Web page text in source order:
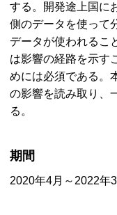
する。開発途上国に
側のデータを使って
データが使われるこ
は影響の経路を示す
めには必須である。
の影響を読み取り、
る。
期間
2020年4月～2022年3